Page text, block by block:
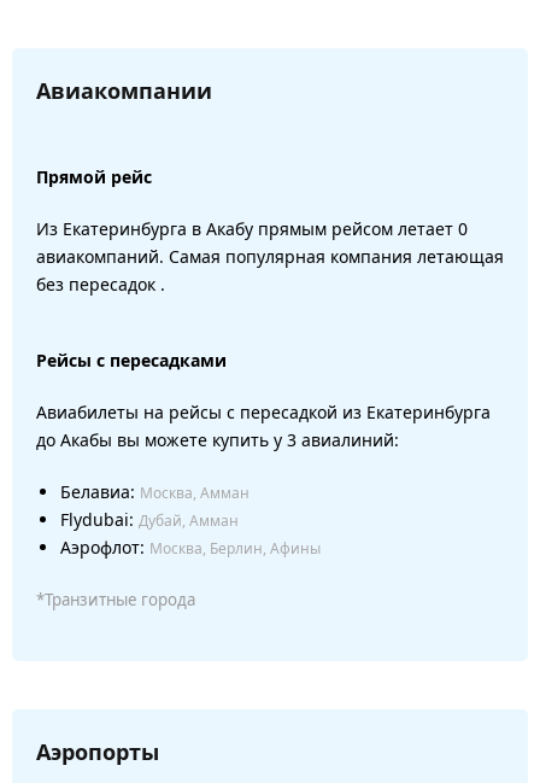
Авиакомпании
Прямой рейс
Из Екатеринбурга в Акабу прямым рейсом летает 0
авиакомпаний. Самая популярная компания летающая
без пересадок .
Рейсы с пересадками
Авиабилеты на рейсы с пересадкой из Екатеринбурга
до Акабы вы можете купить у 3 авиалиний:
Белавиа: Москва, Амман
Flydubai: Дубай, Амман
Аэрофлот: Москва, Берлин, Афины
*Транзитные города
Аэропорты